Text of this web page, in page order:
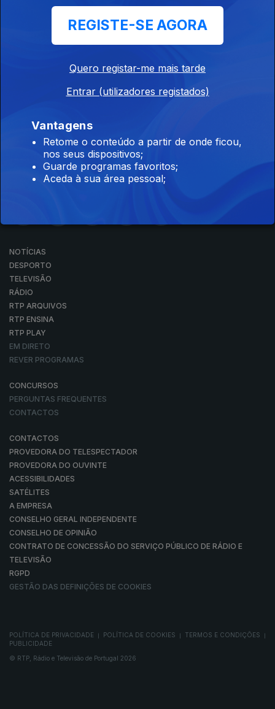
Disponível para iOS, Android, Apple TV, Android TV e
NOTÍCIAS
DESPORTO
TELEVISÃO
RÁDIO
RTP ARQUIVOS
RTP ENSINA
RTP PLAY
EM DIRETO
REVER PROGRAMAS
CONCURSOS
PERGUNTAS FREQUENTES
CONTACTOS
CONTACTOS
PROVEDORA DO TELESPECTADOR
PROVEDORA DO OUVINTE
ACESSIBILIDADES
SATÉLITES
A EMPRESA
CONSELHO GERAL INDEPENDENTE
CONSELHO DE OPINIÃO
CONTRATO DE CONCESSÃO DO SERVIÇO PÚBLICO DE RÁDIO E
TELEVISÃO
RGPD
GESTÃO DAS DEFINIÇÕES DE COOKIES
POLÍTICA DE PRIVACIDADE POLÍTICA DE COOKIES TERMOS E CONDIÇÕES
PUBLICIDADE
© RTP, Rádio e Televisão de Portugal 2026
REGISTE-SE AGORA
Quero registar-me mais tarde
Entrar (utilizadores registados)
Vantagens
Retome o conteúdo a partir de onde ficou,
nos seus dispositivos;
Guarde programas favoritos;
Aceda à sua área pessoal;